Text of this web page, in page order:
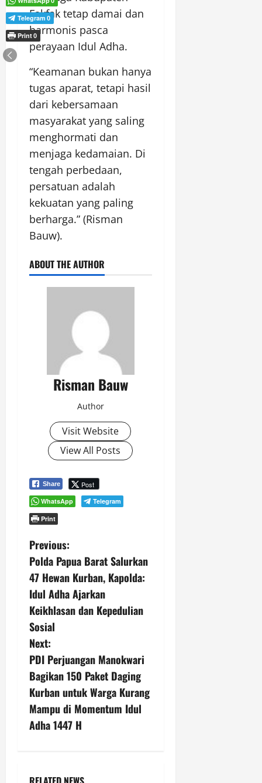
Fakfak tetap damai dan
harmonis pasca
perayaan Idul Adha.
“Keamanan bukan hanya
tugas aparat, tetapi hasil
dari kebersamaan
masyarakat yang saling
menghormati dan
menjaga kedamaian. Di
tengah perbedaan,
persatuan adalah
kekuatan yang paling
berharga.” (Risman
Bauw).
ABOUT THE AUTHOR
Risman Bauw
Author
Visit Website
View All Posts
Share Post
WhatsApp
Telegram
Print
P
o
s
t
n
a
v
i
Previous:
Polda Papua Barat Salurkan
47 Hewan Kurban, Kapolda:
Idul Adha Ajarkan
Keikhlasan dan Kepedulian
Sosial
Next:
PDI Perjuangan Manokwari
Bagikan 150 Paket Daging
Kurban untuk Warga Kurang
Mampu di Momentum Idul
Adha 1447 H
Telegram 0
Print0